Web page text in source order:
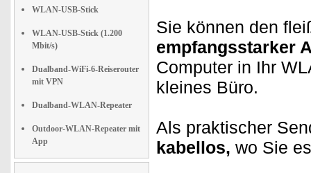
WLAN-USB-Stick
WLAN-USB-Stick (1.200
Mbit/s)
Dualband-WiFi-6-Reiserouter
mit VPN
Dualband-WLAN-Repeater
Outdoor-WLAN-Repeater mit
App
Sie können den
empfangsstarker
Computer in Ihr
kleines Büro.
Als praktischer
kabellos, wo Sie